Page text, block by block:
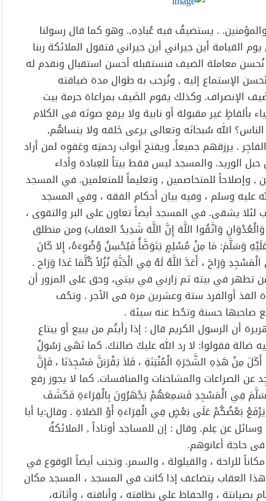
. يستضيفُ فيه عُبادِه,. وهو كما قال رسولنا
القيامة أين جيراني أين جيراني فتقول الملائكة ربنا
معاملة الضيف فنستقبله أحسن استقبال ونقدم له
الإستماع إليه , ونُرحب به طوال مدة ضيافته
الإنصراف. وكذلك يقوم الضَيف بمراعاة حرمة بيت
غير مقبولة أو نابية ولا يرفع صوتَه فى الكلام
الله سُبحانَه وتعالى يرعى خَلقه ولا ينساهُم,
. يرزقهم جميعاً, ويفتح أبواب رحمتِه وعَفوِه لمن أراد
الوريد. والمسجد ليس فقط بيتاً للعِبادة وأداء
, وإصلاحاً للمتخاصمين , وتعليماً للمتعلمين. في المسجد
عليه وسلم ، وفيه بيان أحكام الفقه ، وفي المسجد
لئلا يشقى. في المسجد أيضاً تعاون على البر والتقوى ،
وَاتَّقُوا اللَّهَ إِنَّ اللَّهَ شَدِيدُ العقاب) ومن منطلق
وَسَلَّمَ: مَا مِنْ مُسْلِمٍ يَتَوَضَّأُ فَيُحْسِنُ وُضُوءَهُ، إِلا كَانَ
وَرَاحَ ، أَعَدَّ اللَّهُ لَهُ فِي الْجَنَّةِ نُزُلاً كُلَّمَا غَدَا وَرَاح .
تطهر في بيته ثم زارني في بيتي، وحق على المزور أن
الفذ أوالفرد ستة وعشرين مرة فى الأجر . وتحُف
صاحبها حسنة وتحُط عنه سيئة .
أن الرسول الكريم قال : إذا رأيتُم من يبيع أو يبتاع
ضالة فقولوا: لا رد الله عليكَ ضالتك. كما نَهَى رَسُولُ
مِنْ هَذِهِ الشَّجَرَةِ الْمُنْتِنَةِ ، فَلاَ يَقْرَبَنَّ مَسْجِدَنَا ، فَإِنَّ
الصراعات والمشاحنات والمنافسات. كما لا يجوز رفع
وَسَلَّمَ فِي الْمَسْجِدِ فَسَمِعَهُمْ يَجْهَرُونَ بِالْقِرَاءَةِ فَكَشَفَ
بَعْضُكُمْ عَلَى بَعْضٍ فِي الْقِرَاءَةِ أَوْ الصَلاةِ . وقال:يا أبا
عن عِلم. وقال : إن للمساجد أوتاداً , الملائكةُ
حاجة أعانوهم.
للراحة ، والقيلولة ، والسمر. وتجنب أيضاً الوقوع في
، هذا العقاب يتضاعف إذا كانت في المسجد ، المسجد مكان
، والحفاظ على نظافته ، وأناقته ، وأثاثه،